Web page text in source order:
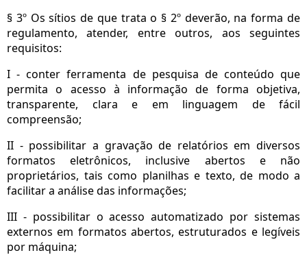
§ 3º Os sítios de que trata o § 2º deverão, na forma de
regulamento, atender, entre outros, aos seguintes
requisitos:
I - conter ferramenta de pesquisa de conteúdo que
permita o acesso à informação de forma objetiva,
transparente, clara e em linguagem de fácil
compreensão;
II - possibilitar a gravação de relatórios em diversos
formatos eletrônicos, inclusive abertos e não
proprietários, tais como planilhas e texto, de modo a
facilitar a análise das informações;
III - possibilitar o acesso automatizado por sistemas
externos em formatos abertos, estruturados e legíveis
por máquina;